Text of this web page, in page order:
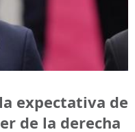
expectativa de
de la derecha